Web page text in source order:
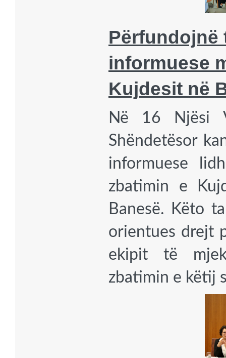
Përfundojnë
informuese
Kujdesit në
Në 16 Njësi
Shëndetësor
informuese
zbatimin e
Banesë. Këto
orientues drejt
ekipit të
zbatimin e këtij